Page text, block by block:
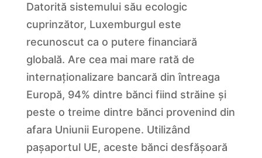
Datorită sistemului său ecologic
cuprinzător, Luxemburgul este
recunoscut ca o putere financiară
globală. Are cea mai mare rată de
internaționalizare bancară din întreaga
Europă, 94% dintre bănci fiind străine și
peste o treime dintre bănci provenind din
afara Uniunii Europene. Utilizând
pașaportul UE, aceste bănci desfășoară